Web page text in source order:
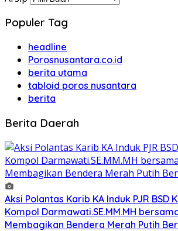
Populer Tag
headline
Porosnusantara.co.id
berita utama
tabloid poros nusantara
berita
Berita Daerah
Aksi Polantas Karib KA Induk PJR BSD
Kompol Darmawati.SE.MM.MH
Membagikan Bendera Merah Putih